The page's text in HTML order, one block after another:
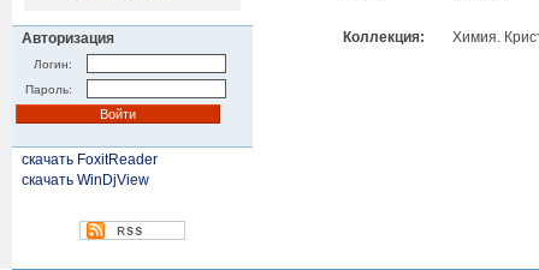
Авторизация
Логин:
Пароль:
скачать FoxitReader
скачать WinDjView
Коллекция: Химия.